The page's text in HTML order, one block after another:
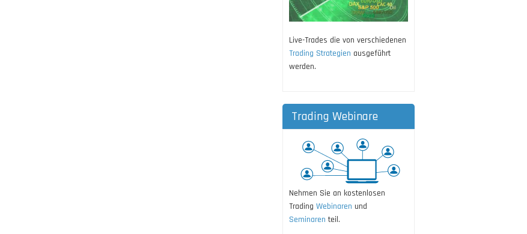
Live-Trades die von verschiedenen
Trading Strategien ausgeführt
werden.
Trading Webinare
Nehmen Sie an kostenlosen
Trading Webinaren und
Seminaren teil.